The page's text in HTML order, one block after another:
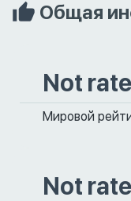
Общая
Not
Мировой
Not